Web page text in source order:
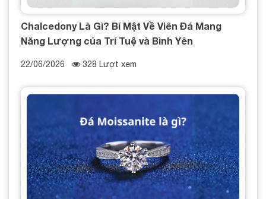
Chalcedony Là Gì? Bí Mật Về Viên Đá Mang
Năng Lượng của Trí Tuệ và Bình Yên
22/06/2026 328 Lượt xem